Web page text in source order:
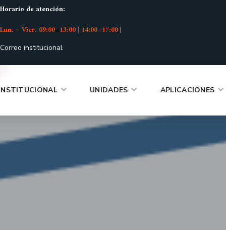
Horario de atención:
Lun. – Vier. 09:00- 13:00 | 14:00 -17:00|
Correo institucional
UNIDADES APLICACIONES